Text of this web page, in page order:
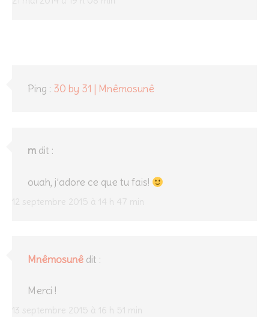
Ping : 30 by 31 | Mnêmosunê
m dit :
12 septembre 2015 à 14 h 47 min
ouah, j’adore ce que tu fais!
Mnêmosunê dit :
13 septembre 2015 à 16 h 51 min
Merci !